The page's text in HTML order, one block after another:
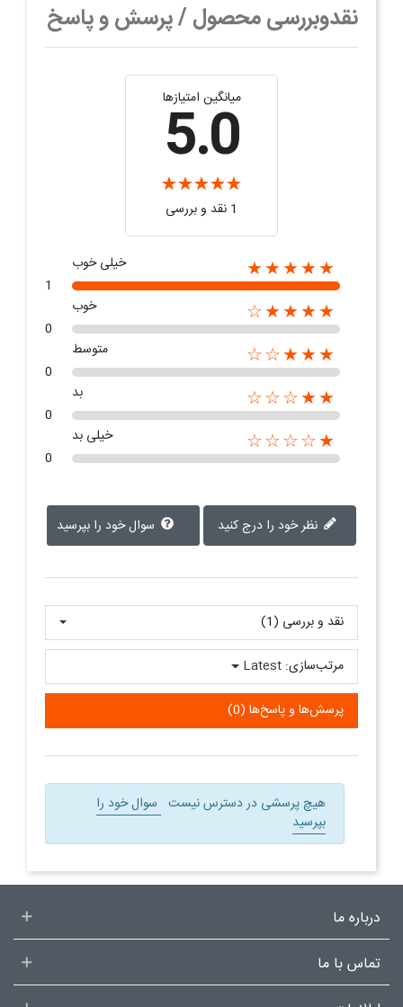
نقدوبررسی محصول / پرسش و پاسخ
میانگین امتیازها
5.0
1 نقد و بررسی
★★★★★
خیلی خوب
1
★★★★☆
خوب
0
★★★☆☆
متوسط
0
★★☆☆☆
بد
0
★☆☆☆☆
خیلی بد
0
سوال خود را بپرسید
نقد و بررسی‌‌ (1)
پرسش‌ها و پاسخ‌ها (0)
مرتب‌سازی: Latest
هیچ پرسشی در دسترس نیست سوال خود را
بپرسید
درباره ما
تماس با ما